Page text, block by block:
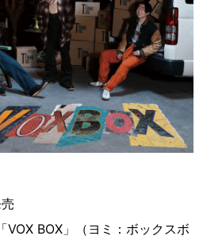
売
BOX」（ヨミ：ボックスボ